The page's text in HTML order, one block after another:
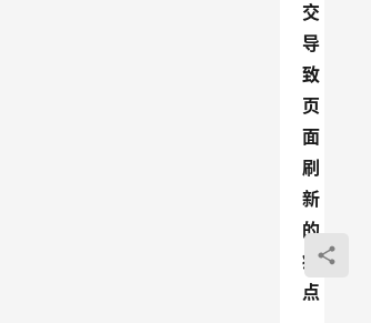
交
导
致
页
面
刷
新
的
痛
点